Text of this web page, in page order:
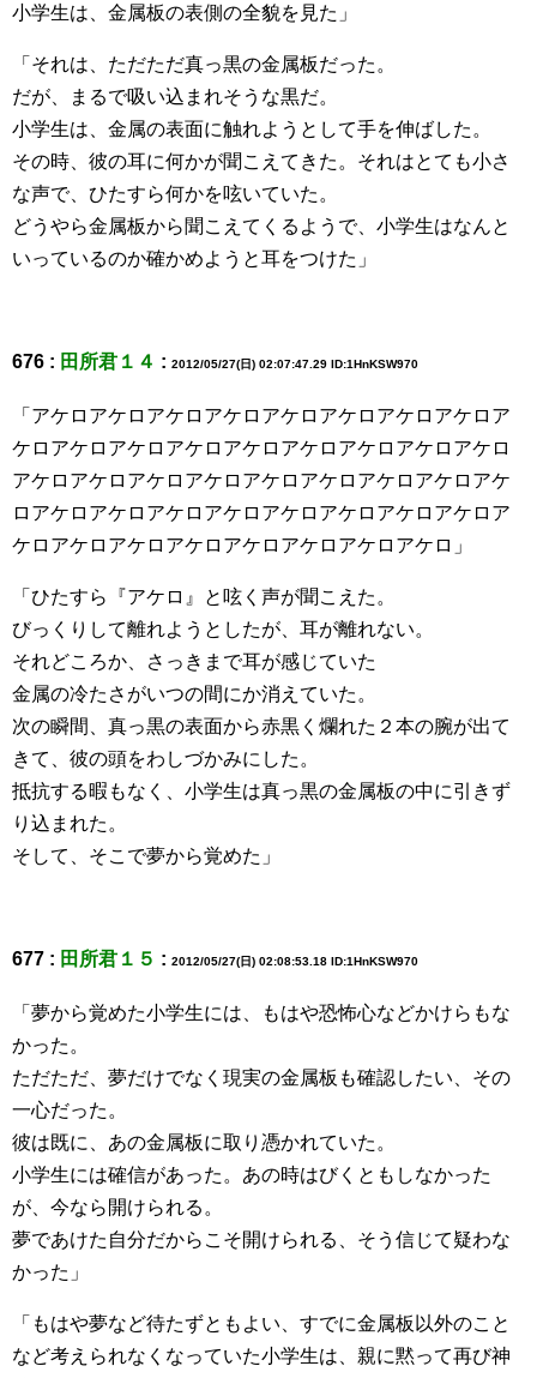
小学生は、金属板の表側の全貌を見た」
「それは、ただただ真っ黒の金属板だった。
だが、まるで吸い込まれそうな黒だ。
小学生は、金属の表面に触れようとして手を伸ばした。
その時、彼の耳に何かが聞こえてきた。それはとても小さ
な声で、ひたすら何かを呟いていた。
どうやら金属板から聞こえてくるようで、小学生はなんと
いっているのか確かめようと耳をつけた」
676 : 田所君１４ : 2012/05/27(日) 02:07:47.29 ID:1HnKSW970
「アケロアケロアケロアケロアケロアケロアケロアケロア
ケロアケロアケロアケロアケロアケロアケロアケロアケロ
アケロアケロアケロアケロアケロアケロアケロアケロアケ
ロアケロアケロアケロアケロアケロアケロアケロアケロア
ケロアケロアケロアケロアケロアケロアケロアケロ」
「ひたすら『アケロ』と呟く声が聞こえた。
びっくりして離れようとしたが、耳が離れない。
それどころか、さっきまで耳が感じていた
金属の冷たさがいつの間にか消えていた。
次の瞬間、真っ黒の表面から赤黒く爛れた２本の腕が出て
きて、彼の頭をわしづかみにした。
抵抗する暇もなく、小学生は真っ黒の金属板の中に引きず
り込まれた。
そして、そこで夢から覚めた」
677 : 田所君１５ : 2012/05/27(日) 02:08:53.18 ID:1HnKSW970
「夢から覚めた小学生には、もはや恐怖心などかけらもな
かった。
ただただ、夢だけでなく現実の金属板も確認したい、その
一心だった。
彼は既に、あの金属板に取り憑かれていた。
小学生には確信があった。あの時はびくともしなかった
が、今なら開けられる。
夢であけた自分だからこそ開けられる、そう信じて疑わな
かった」
「もはや夢など待たずともよい、すでに金属板以外のこと
など考えられなくなっていた小学生は、親に黙って再び神